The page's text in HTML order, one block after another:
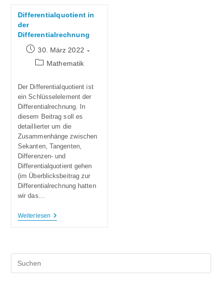
Differentialquotient in
der
Differentialrechnung
30. März 2022
Mathematik
Der Differentialquotient ist
ein Schlüsselelement der
Differentialrechnung. In
diesem Beitrag soll es
detaillierter um die
Zusammenhänge zwischen
Sekanten, Tangenten,
Differenzen- und
Differentialquotient gehen
(im Überblicksbeitrag zur
Differentialrechnung hatten
wir das…
Weiterlesen